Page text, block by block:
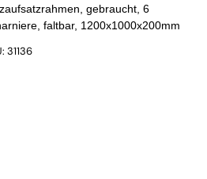
gebraucht, 6
faltbar, 1200x1000x200mm
31136